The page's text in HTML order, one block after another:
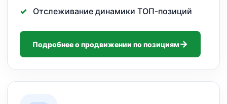
Отслеживание динамики ТОП-позиций
Подробнее о продвижении по позициям